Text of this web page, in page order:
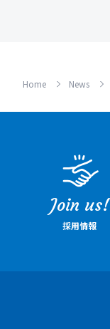
Home News
Join us!
採用情報